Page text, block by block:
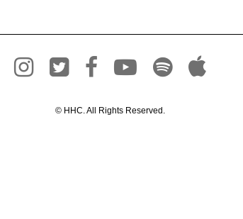
© HHC. All Rights Reserved.